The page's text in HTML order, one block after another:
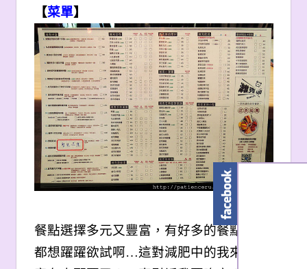
【菜單】
餐點選擇多元又豐富，有好多的餐點讓我
都想躍躍欲試啊…這對減肥中的我來說，